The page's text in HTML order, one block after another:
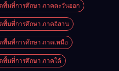
พื้นที่การศึกษา ภาคตะวันออก
พื้นที่การศึกษา ภาคอิสาน
พื้นที่การศึกษา ภาคเหนือ
พื้นที่การศึกษา ภาคใต้